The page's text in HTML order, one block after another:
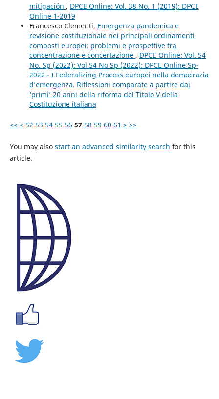
mitigación , DPCE Online: Vol. 38 No. 1 (2019): DPCE
Online 1-2019
Francesco Clementi, Emergenza pandemica e
revisione costituzionale nei principali ordinamenti
composti europei: problemi e prospettive tra
concentrazione e concertazione , DPCE Online: Vol. 54
No. Sp (2022): Vol 54 No Sp (2022): DPCE Online Sp-
2022 - I Federalizing Process europei nella democrazia
d’emergenza. Riflessioni comparate a partire dai
‘primi’ 20 anni della riforma del Titolo V della
Costituzione italiana
<< < 52 53 54 55 56 57 58 59 60 61 > >>
You may also start an advanced similarity search for this
article.